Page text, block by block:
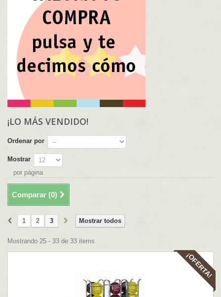
¡LO MÁS VENDIDO!
Ordenar por
Mostrar
por página
Comparar (0)
Mostrar todos
1 2 3
Mostrando 25 - 33 de 33 items
¡OFERTA!